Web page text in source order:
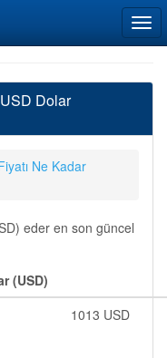
Dolar
Ne Kadar
eder en son güncel
(USD)
1013 USD